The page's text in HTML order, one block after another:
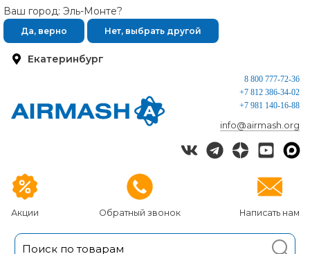
Екатеринбург
Ваш город: Эль-Монте?
Да, верно Нет, выбрать другой
Акции Обратный звонок Написать нам
8 800 777-72-36
+7 812 386-34-02
+7 981 140-16-88
info@airmash.org